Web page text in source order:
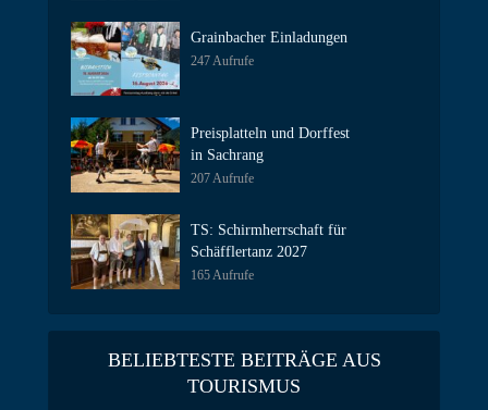
Grainbacher Einladungen
247 Aufrufe
Preisplatteln und Dorffest
in Sachrang
207 Aufrufe
TS: Schirmherrschaft für
Schäfflertanz 2027
165 Aufrufe
BELIEBTESTE BEITRÄGE AUS
TOURISMUS